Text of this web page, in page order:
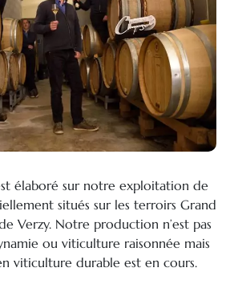
élaboré sur notre exploitation de
situés sur les terroirs Grand
Verzy. Notre production n’est pas
ou viticulture raisonnée mais
viticulture durable est en cours.